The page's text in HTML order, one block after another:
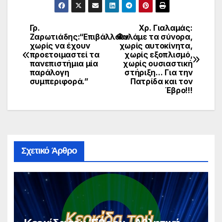
Πλοήγηση
άρθρων
Χρ. Γιαλαμάς:
Φυλάμε τα σύνορα,
χωρίς αυτοκίνητα,
χωρίς εξοπλισμό,
χωρίς ουσιαστική
στήριξη… Για την
Πατρίδα και τον
Έβρο!!!
Γρ.
Ζαρωτιάδης:“Επιβάλλουν
χωρίς να έχουν
προετοιμαστεί τα
πανεπιστήμια μία
παράλογη
συμπεριφορά.”
Σχετικό Άρθρο